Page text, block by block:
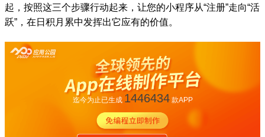
起，按照这三个步骤行动起来，让您的小程序从“注册”走向“活
跃”，在日积月累中发挥出它应有的价值。
迄今为止已生成 1446434款APP